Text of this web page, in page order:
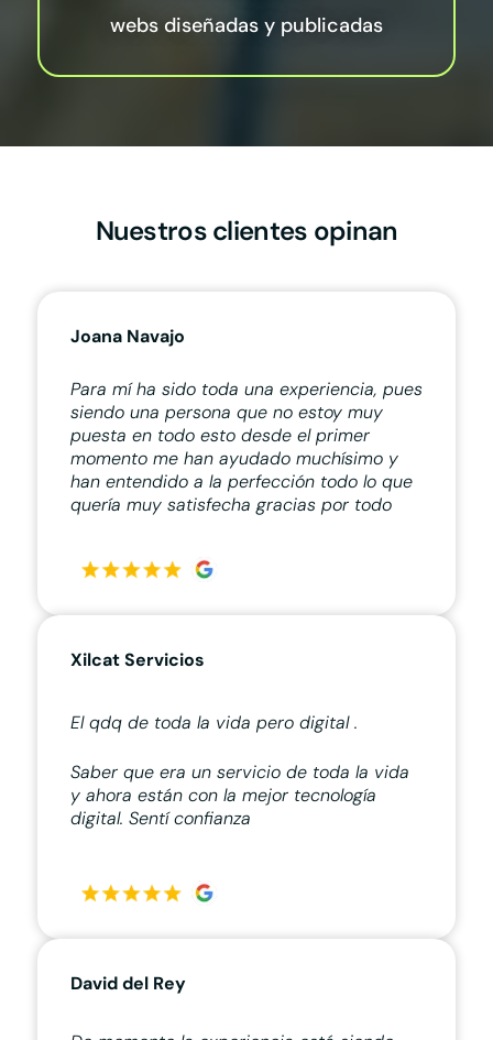
webs diseñadas y publicadas
Nuestros clientes opinan
Joana Navajo
Para mí ha sido toda una experiencia, pues
siendo una persona que no estoy muy
puesta en todo esto desde el primer
momento me han ayudado muchísimo y
han entendido a la perfección todo lo que
quería muy satisfecha gracias por todo
Xilcat Servicios
El qdq de toda la vida pero digital .
Saber que era un servicio de toda la vida
y ahora están con la mejor tecnología
digital. Sentí confianza
David del Rey